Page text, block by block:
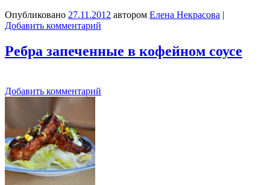
Опубликовано 27.11.2012 автором Елена Некрасова |
Добавить комментарий
Ребра запеченные в кофейном соусе
Добавить комментарий